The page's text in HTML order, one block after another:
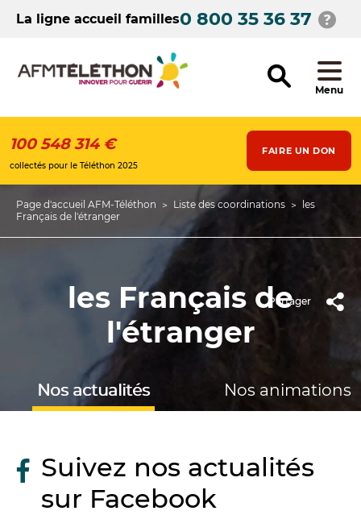
contenuLa ligne accueil familles0 800 35 36 37
Menu
100 548 314 €
collectés pour le Téléthon 2025
FAIRE UN DON
Fil
Page d'accueil AFM-Téléthon Liste des coordinations
les
Français de l'étranger
les Français de
l'étranger
Partager
Nos actualités Nos animations
Suivez nos actualités
sur Facebook